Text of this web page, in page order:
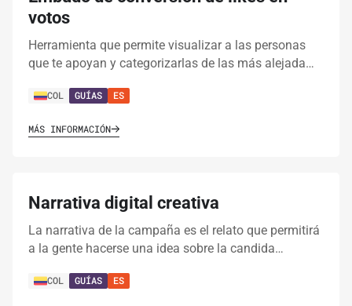
votos
Herramienta que permite visualizar a las personas
que te apoyan y categorizarlas de las más alejada…
COL GUÍAS ES
MÁS INFORMACIÓN
Narrativa digital creativa
La narrativa de la campaña es el relato que permitirá
a la gente hacerse una idea sobre la candida…
COL GUÍAS ES